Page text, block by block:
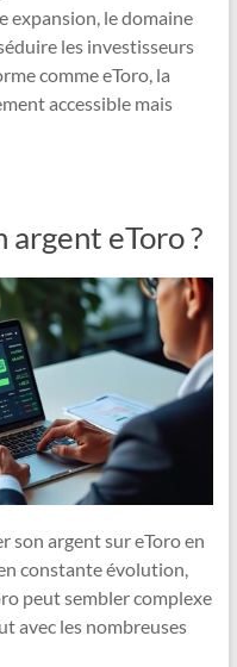
expansion, le domaine
les investisseurs
comme eToro, la
accessible mais
eToro ?
son argent sur eToro en
constante évolution,
peut sembler complexe
avec les nombreuses